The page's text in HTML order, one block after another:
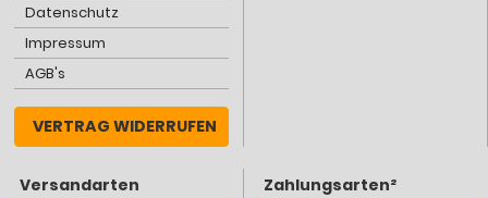
Datenschutz
Impressum
AGB's
VERTRAG WIDERRUFEN
Versandarten Zahlungsarten²